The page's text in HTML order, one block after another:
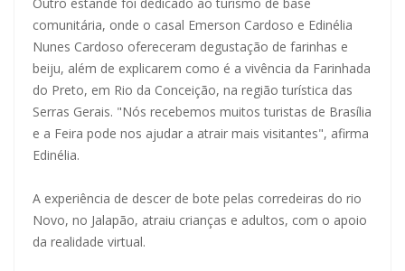
comunitária, onde o casal Emerson Cardoso e Edinélia
Nunes Cardoso ofereceram degustação de farinhas e
beiju, além de explicarem como é a vivência da Farinhada
do Preto, em Rio da Conceição, na região turística das
Serras Gerais. "Nós recebemos muitos turistas de Brasília
e a Feira pode nos ajudar a atrair mais visitantes", afirma
Edinélia.
A experiência de descer de bote pelas corredeiras do rio
Novo, no Jalapão, atraiu crianças e adultos, com o apoio
da realidade virtual.